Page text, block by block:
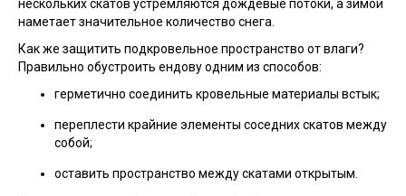
нескольких скатов устремляются дождевые потоки, а зимой
наметает значительное количество снега.
Как же защитить подкровельное пространство от влаги?
Правильно обустроить ендову одним из способов:
герметично соединить кровельные материалы встык;
переплести крайние элементы соседних скатов между
собой;
оставить пространство между скатами открытым.